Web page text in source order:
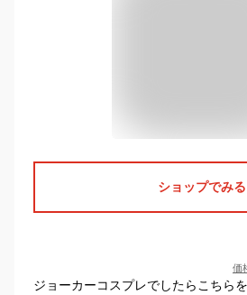
ショップでみる
価
ジョーカーコスプレでしたらこちら